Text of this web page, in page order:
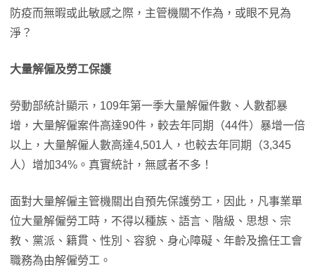
防疫而無暇或此敏感之際，主管機關不作為，或眼不見為
淨？
大量解僱及勞工保護
勞動部統計顯示，109年第一季大量解僱件數、人數都暴
增，大量解僱案件高達90件，較去年同期（44件）暴增一倍
以上，大量解僱人數高達4,501人，也較去年同期（3,345
人）增加34%。真實統計，無感者不多！
面對大量解僱主管機關出自預先保護勞工，因此，凡事業單
位大量解僱勞工時，不得以種族、語言、階級、思想、宗
教、黨派、籍貫、性別、容貌、身心障礙、年齡及擔任工會
職務為由解僱勞工。